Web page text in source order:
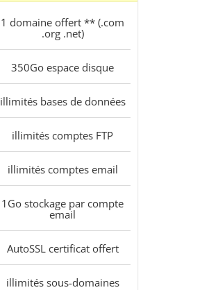
1 domaine offert ** (.com
.org .net)
350Go espace disque
illimitésbases de données
illimités comptes FTP
illimitéscomptes email
1Go stockage par compte
email
AutoSSLcertificat offert
illimitéssous-domaines